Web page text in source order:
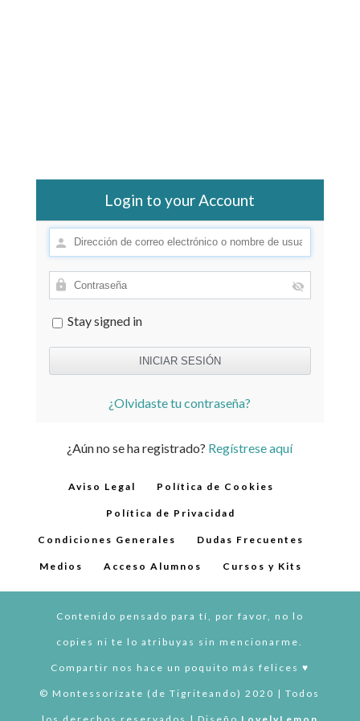
Login to your Account
Stay signed in
¿Olvidaste tu contraseña?
¿Aún no se ha registrado? Regístrese aquí
Aviso Legal Política de Cookies
Política de Privacidad
Condiciones Generales Dudas Frecuentes
Medios Acceso Alumnos Cursos y Kits
Contenido pensado para tí, por favor, no lo
copies ni te lo atribuyas sin mencionarme.
Compartir nos hace un poquito más felices ♥︎
© Montessorízate (de Tigriteando) 2020 | Todos